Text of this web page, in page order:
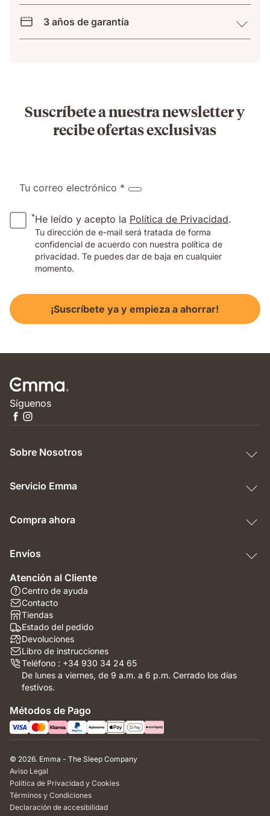
3 años de garantía
Suscríbete a nuestra newsletter y
recibe ofertas exclusivas
Tu correo electrónico *
*He leído y acepto la Política de Privacidad.
Tu dirección de e-mail será tratada de forma
confidencial de acuerdo con nuestra política de
privacidad. Te puedes dar de baja en cualquier
momento.
¡Suscríbete ya y empieza a ahorrar!
Síguenos
Sobre Nosotros
Servicio Emma
Compra ahora
Envíos
Atención al Cliente
Centro de ayuda
Contacto
Tiendas
Estado del pedido
Devoluciones
Libro de instrucciones
Teléfono : +34 930 34 24 65
De lunes a viernes, de 9 a.m. a 6 p.m. Cerrado los días
festivos.
Métodos de Pago
© 2026. Emma - The Sleep Company
Aviso Legal
Política de Privacidad y Cookies
Términos y Condiciones
Declaración de accesibilidad